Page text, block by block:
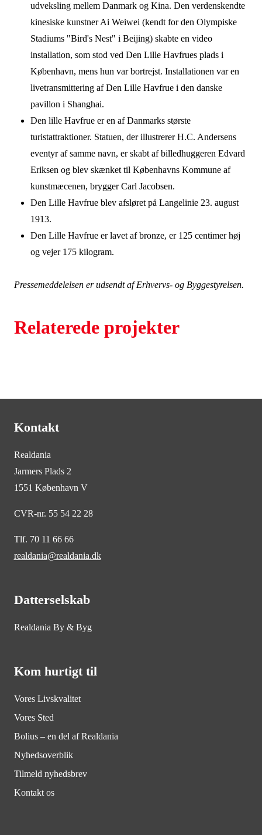
udveksling mellem Danmark og Kina. Den verdenskendte
kinesiske kunstner Ai Weiwei (kendt for den Olympiske
Stadiums "Bird's Nest" i Beijing) skabte en video
installation, som stod ved Den Lille Havfrues plads i
København, mens hun var bortrejst. Installationen var en
livetransmittering af Den Lille Havfrue i den danske
pavillon i Shanghai.
Den lille Havfrue er en af Danmarks største
turistattraktioner. Statuen, der illustrerer H.C. Andersens
eventyr af samme navn, er skabt af billedhuggeren Edvard
Eriksen og blev skænket til Københavns Kommune af
kunstmæcenen, brygger Carl Jacobsen.
Den Lille Havfrue blev afsløret på Langelinie 23. august
1913.
Den Lille Havfrue er lavet af bronze, er 125 centimer høj
og vejer 175 kilogram.
Pressemeddelelsen er udsendt af Erhvervs- og Byggestyrelsen.
Relaterede projekter
Kontakt
Realdania
Jarmers Plads 2
1551 København V
CVR-nr. 55 54 22 28
Tlf. 70 11 66 66
realdania@realdania.dk
Datterselskab
Realdania By & Byg
Kom hurtigt til
Vores Livskvalitet
Vores Sted
Bolius – en del af Realdania
Nyhedsoverblik
Tilmeld nyhedsbrev
Kontakt os